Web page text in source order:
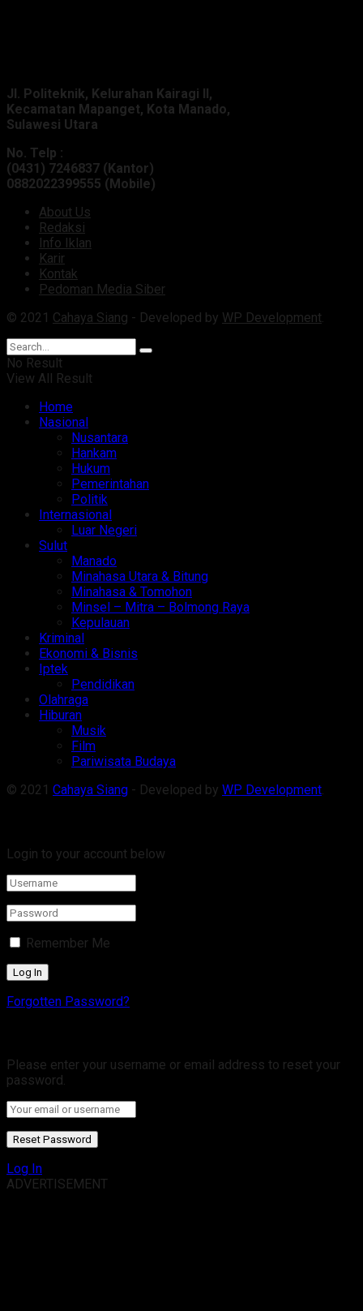
Jl. Politeknik, Kelurahan Kairagi II,
Kecamatan Mapanget, Kota Manado,
Sulawesi Utara
No. Telp :
(0431) 7246837 (Kantor)
0882022399555 (Mobile)
About Us
Redaksi
Info Iklan
Karir
Kontak
Pedoman Media Siber
© 2021 Cahaya Siang - Developed by WP Development.
No Result
View All Result
Home
Nasional
Nusantara
Hankam
Hukum
Pemerintahan
Politik
Internasional
Luar Negeri
Sulut
Manado
Minahasa Utara & Bitung
Minahasa & Tomohon
Minsel – Mitra – Bolmong Raya
Kepulauan
Kriminal
Ekonomi & Bisnis
Iptek
Pendidikan
Olahraga
Hiburan
Musik
Film
Pariwisata Budaya
© 2021 Cahaya Siang - Developed by WP Development.
Login to your account below
Remember Me
Forgotten Password?
Please enter your username or email address to reset your
password.
Log In
ADVERTISEMENT